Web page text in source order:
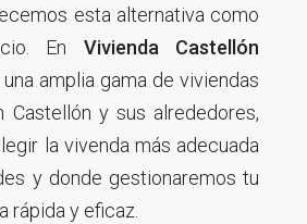
esta alternativa como
En Vivienda Castellón
amplia gama de viviendas
y sus alrededores,
la vivenda más adecuada
y donde gestionaremos tu
rápida y eficaz.